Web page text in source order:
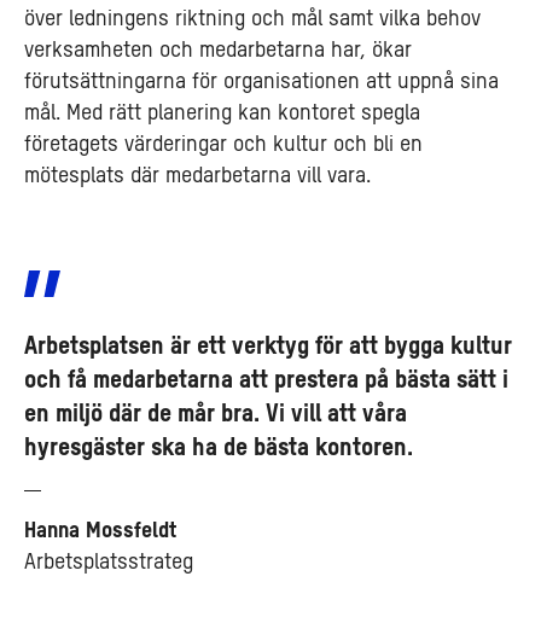
över ledningens riktning och mål samt vilka behov
verksamheten och medarbetarna har, ökar
förutsättningarna för organisationen att uppnå sina
mål. Med rätt planering kan kontoret spegla
företagets värderingar och kultur och bli en
mötesplats där medarbetarna vill vara.
Arbetsplatsen är ett verktyg för att bygga kultur
och få medarbetarna att prestera på bästa sätt i
en miljö där de mår bra. Vi vill att våra
hyresgäster ska ha de bästa kontoren.
Hanna Mossfeldt
Arbetsplatsstrateg